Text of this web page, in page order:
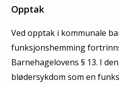
Opptak
Ved opptak i kommunale
funksjonshemming
Barnehagelovens § 13. I
blødersykdom som en